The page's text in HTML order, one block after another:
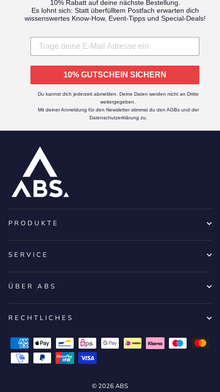
10% Rabatt auf deine nächste Bestellung.
Es lohnt sich: Statt überfülltem Postfach erwarten dich
wissenswertes Know-How, Event-Tipps und Special-Deals!
10% GUTSCHEIN SICHERN
Du kannst dich jederzeit abmelden. Deine Daten werden nicht an Dritte
weitergegeben.
Mit deiner Anmeldung für den Newsletter stimmst du den AGBs und der
Datenschutzerklärung zu.
PRODUKTE
SERVICE
ÜBER ABS
RECHTLICHES
© 2026 ABS